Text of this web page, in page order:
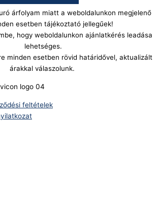
árfolyam miatt a weboldalunkon megjelenő
esetben tájékoztató jellegűek!
hogy weboldalunkon ajánlatkérés leadása
lehetséges.
minden esetben rövid határidővel, aktualizált
árakkal válaszolunk.
feltételek